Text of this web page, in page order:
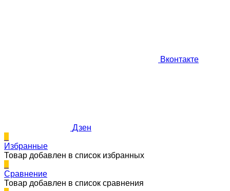
Вконтакте
Дзен
Избранные
Товар добавлен в список избранных
Сравнение
Товар добавлен в список сравнения